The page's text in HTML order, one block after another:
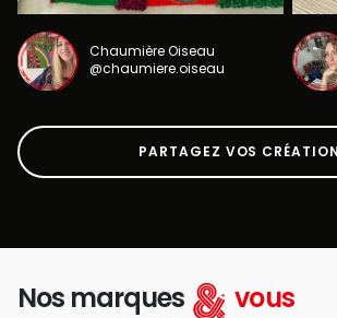
Chaumière Oiseau
@chaumiere.oiseau
PARTAGEZ VOS
Nos marques vous